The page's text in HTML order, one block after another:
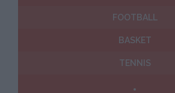
FOOTBALL
BASKET
TENNIS